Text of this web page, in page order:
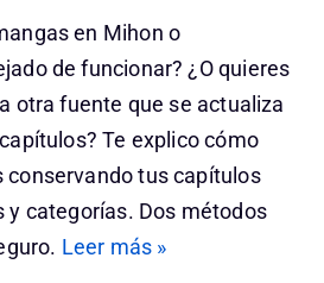
en Mihon o
de funcionar? ¿O quieres
otra fuente que se actualiza
Te explico cómo
conservando tus capítulos
y categorías. Dos métodos
Leer más »